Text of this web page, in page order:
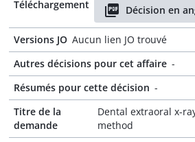
Téléchargement
Décision en
Versions JO Aucun lien JO trouvé
Autres décisions pour cet affaire -
Résumés pour cette décision -
Titre de la
demande
Dental extraoral x-
method